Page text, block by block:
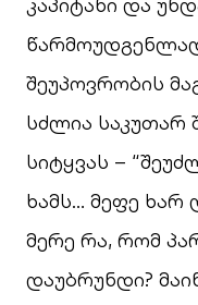
წარმოუდგენლად
შეუპოვრობის
სძლია საკუთარ
სიტყვას –
ხამს… მეფე ხარ
მერე რა, რომ
დაუბრუნდი?